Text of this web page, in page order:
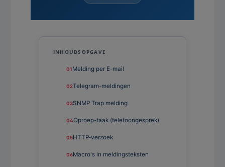
INHOUDSOPGAVE
Melding per E-mail
Telegram-meldingen
SNMP Trap melding
Oproep-taak (telefoongesprek)
HTTP-verzoek
Macro's in meldingsteksten